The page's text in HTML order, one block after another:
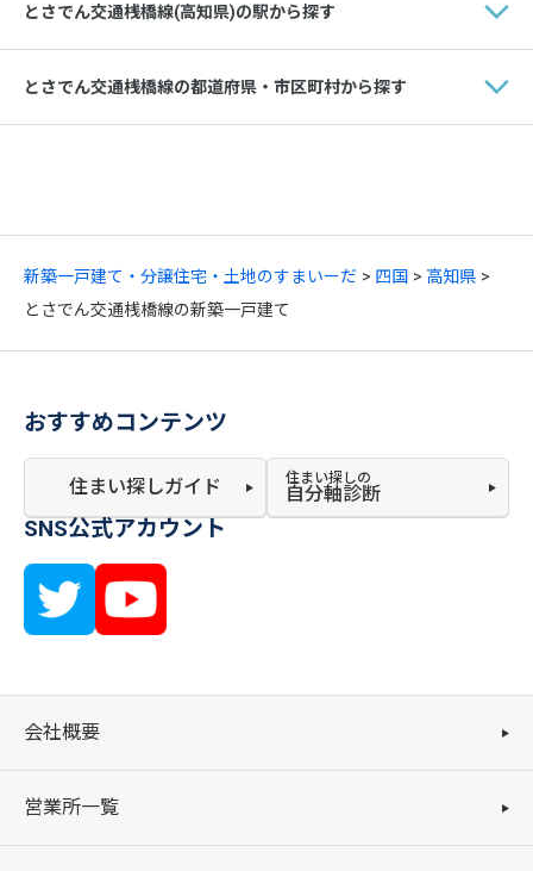
新築一戸建て・分譲住宅・土地のすまいーだ 四国
高知県
とさでん交通桟橋線の新築一戸建て
とさでん交通桟橋線(高知県)の駅から探す
とさでん交通桟橋線の都道府県・市区町村から探す
おすすめコンテンツ
住まい探しガイド 住まい探しの
自分軸診断
SNS公式アカウント
会社概要
営業所一覧